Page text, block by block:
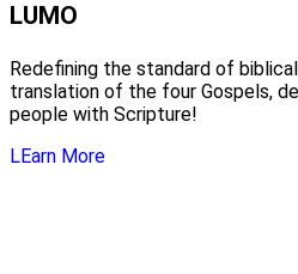
LUMO
Redefining the standard of
translation of the four Gospels,
people with Scripture!
LEarn More